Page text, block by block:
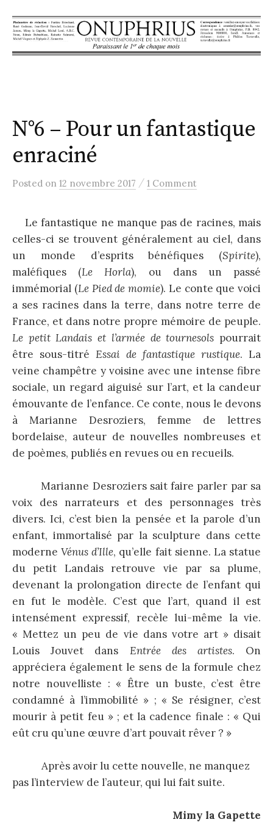
k
i
p
o
n
t
n
N°6 – Pour un fantastique
enraciné
Posted on 12 novembre 2017 / 1 Comment
Le fantastique ne manque pas de racines, mais
celles-ci se trouvent généralement au ciel, dans
un monde d’esprits bénéfiques (Spirite),
maléfiques (Le Horla), ou dans un passé
immémorial (Le Pied de momie). Le conte que voici
a ses racines dans la terre, dans notre terre de
France, et dans notre propre mémoire de peuple.
Le petit Landais et l’armée de tournesols pourrait
être sous-titré Essai de fantastique rustique. La
veine champêtre y voisine avec une intense fibre
sociale, un regard aiguisé sur l’art, et la candeur
émouvante de l’enfance. Ce conte, nous le devons
à Marianne Desroziers, femme de lettres
bordelaise, auteur de nouvelles nombreuses et
de poèmes, publiés en revues ou en recueils.
Marianne Desroziers sait faire parler par sa
voix des narrateurs et des personnages très
divers. Ici, c’est bien la pensée et la parole d’un
enfant, immortalisé par la sculpture dans cette
moderneVénus d’Ille, qu’elle fait sienne. La statue
du petit Landais retrouve vie par sa plume,
devenant la prolongation directe de l’enfant qui
en fut le modèle. C’est que l’art, quand il est
intensément expressif, recèle lui-même la vie.
« Mettez un peu de vie dans votre art » disait
Louis Jouvet dans Entrée des artistes. On
appréciera également le sens de la formule chez
notre nouvelliste : « Être un buste, c’est être
condamné à l’immobilité » ; « Se résigner, c’est
mourir à petit feu » ; et la cadence finale : « Qui
eût cru qu’une œuvre d’art pouvait rêver ? »
Après avoir lu cette nouvelle, ne manquez
pas l’interview de l’auteur, qui lui fait suite.
Mimy la Gapette